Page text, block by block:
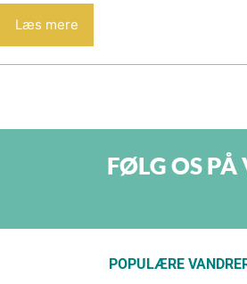
Læs mere
FØLG OS PÅ
POPULÆRE